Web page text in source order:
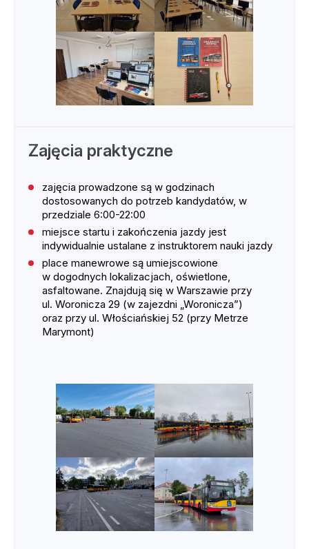
Zajęcia praktyczne
zajęcia prowadzone są w godzinach
dostosowanych do potrzeb kandydatów, w
przedziale 6:00-22:00
miejsce startu i zakończenia jazdy jest
indywidualnie ustalane z instruktorem nauki jazdy
place manewrowe są umiejscowione
w dogodnych lokalizacjach, oświetlone,
asfaltowane. Znajdują się w Warszawie przy
ul. Woronicza 29 (w zajezdni „Woronicza”)
oraz przy ul. Włościańskiej 52 (przy Metrze
Marymont)